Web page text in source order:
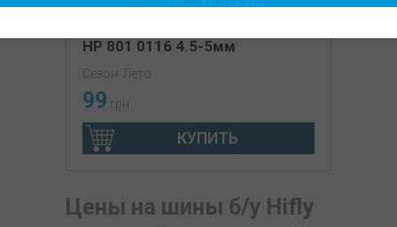
HP 801 0116 4.5-5мм
Сезон: Лето
99 грн
КУПИТЬ
Цены на шины б/у Hifly